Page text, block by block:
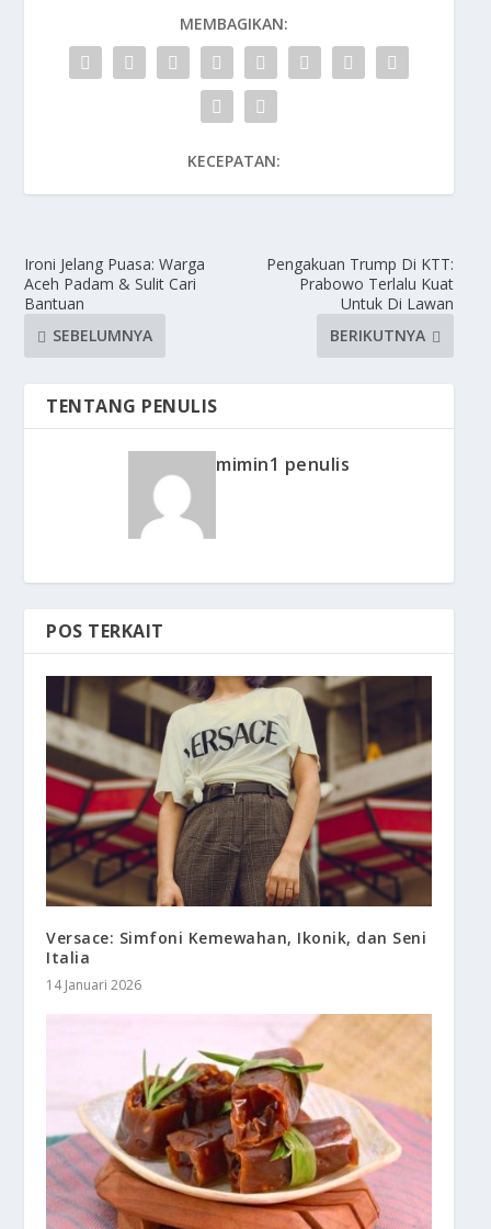
MEMBAGIKAN:
KECEPATAN:
Ironi Jelang Puasa: Warga
Aceh Padam & Sulit Cari
Bantuan
SEBELUMNYA
Pengakuan Trump Di KTT:
Prabowo Terlalu Kuat
Untuk Di Lawan
BERIKUTNYA
TENTANG PENULIS
mimin1 penulis
POS TERKAIT
Versace: Simfoni Kemewahan, Ikonik, dan Seni
Italia
14 Januari 2026